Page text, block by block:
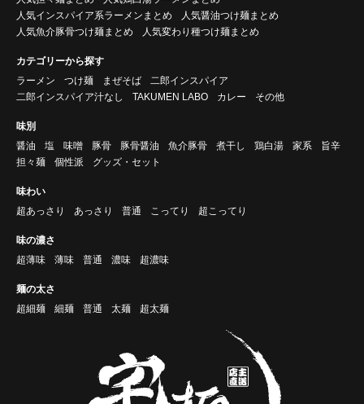
人気インスパイア系ラーメンまとめ
人気醤油つけ麺まとめ
人気魚介豚骨つけ麺まとめ
人気変わり種つけ麺まとめ
カテゴリーから探す
ラーメン
つけ麺 まぜそば
二郎インスパイア
二郎インスパイア汁なし
TAKUMEN LABO カレー その他
味別
醤油
塩 味噌 豚骨 豚骨醤油 魚介豚骨 煮干し 鶏白湯 家系
旨辛
担々麺
個性派 グッズ・セット
味わい
超あっさり
あっさり 普通 こってり 超こってり
味の濃さ
超薄味
薄味 普通 濃味 超濃味
麺の太さ
超細麺
細麺 普通 太麺 超太麺